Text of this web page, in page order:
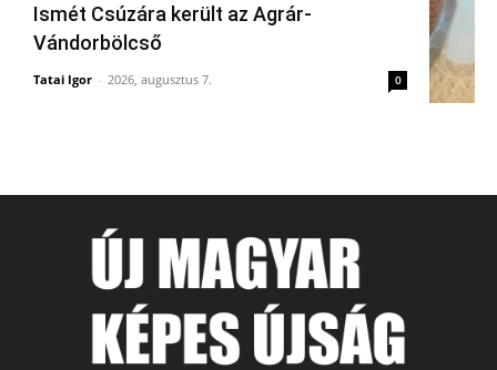
Ismét Csúzára került az Agrár-
Vándorbölcső
Tatai Igor - 2026, augusztus 7. 0